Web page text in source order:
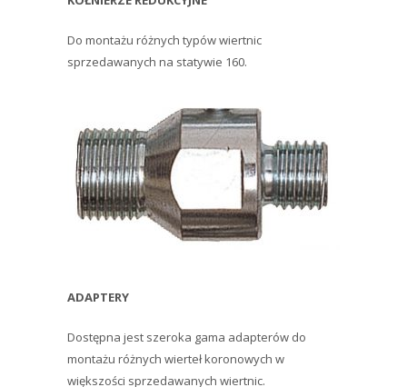
Do montażu różnych typów wiertnic
sprzedawanych na statywie 160.
ADAPTERY
Dostępna jest szeroka gama adapterów do
montażu różnych wierteł koronowych w
większości sprzedawanych wiertnic.